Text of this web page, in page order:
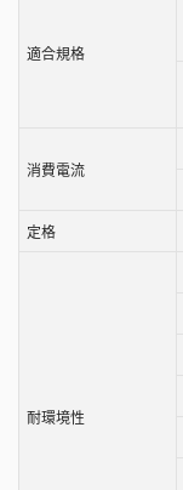
適合規格
消費電流
定格
耐環境性